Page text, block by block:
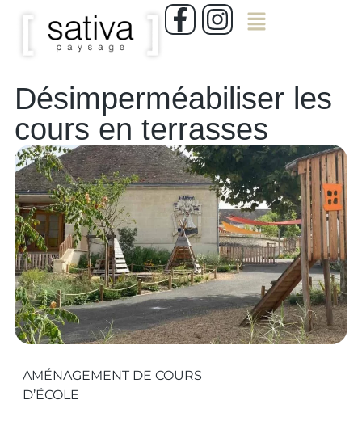
Désimperméabiliser les
cours en terrasses
AMÉNAGEMENT DE COURS
D’ÉCOLE